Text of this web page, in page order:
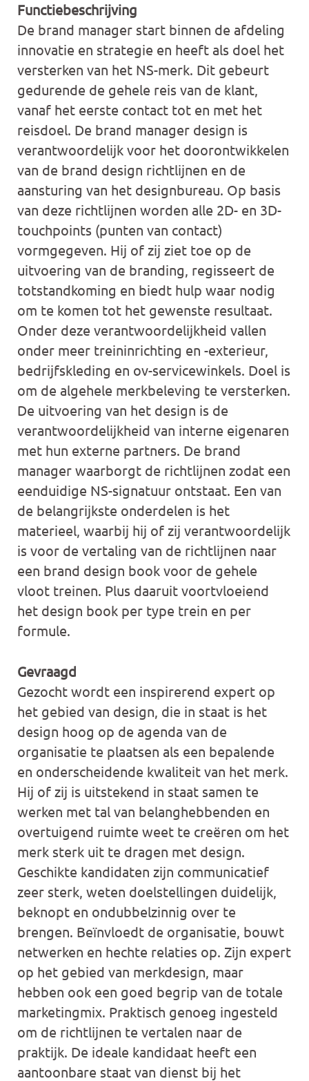
Functiebeschrijving
De brand manager start binnen de afdeling
innovatie en strategie en heeft als doel het
versterken van het NS-merk. Dit gebeurt
gedurende de gehele reis van de klant,
vanaf het eerste contact tot en met het
reisdoel. De brand manager design is
verantwoordelijk voor het doorontwikkelen
van de brand design richtlijnen en de
aansturing van het designbureau. Op basis
van deze richtlijnen worden alle 2D- en 3D-
touchpoints (punten van contact)
vormgegeven. Hij of zij ziet toe op de
uitvoering van de branding, regisseert de
totstandkoming en biedt hulp waar nodig
om te komen tot het gewenste resultaat.
Onder deze verantwoordelijkheid vallen
onder meer treininrichting en -exterieur,
bedrijfskleding en ov-servicewinkels. Doel is
om de algehele merkbeleving te versterken.
De uitvoering van het design is de
verantwoordelijkheid van interne eigenaren
met hun externe partners. De brand
manager waarborgt de richtlijnen zodat een
eenduidige NS-signatuur ontstaat. Een van
de belangrijkste onderdelen is het
materieel, waarbij hij of zij verantwoordelijk
is voor de vertaling van de richtlijnen naar
een brand design book voor de gehele
vloot treinen. Plus daaruit voortvloeiend
het design book per type trein en per
formule.
Gevraagd
Gezocht wordt een inspirerend expert op
het gebied van design, die in staat is het
design hoog op de agenda van de
organisatie te plaatsen als een bepalende
en onderscheidende kwaliteit van het merk.
Hij of zij is uitstekend in staat samen te
werken met tal van belanghebbenden en
overtuigend ruimte weet te creëren om het
merk sterk uit te dragen met design.
Geschikte kandidaten zijn communicatief
zeer sterk, weten doelstellingen duidelijk,
beknopt en ondubbelzinnig over te
brengen. Beïnvloedt de organisatie, bouwt
netwerken en hechte relaties op. Zijn expert
op het gebied van merkdesign, maar
hebben ook een goed begrip van de totale
marketingmix. Praktisch genoeg ingesteld
om de richtlijnen te vertalen naar de
praktijk. De ideale kandidaat heeft een
aantoonbare staat van dienst bij het